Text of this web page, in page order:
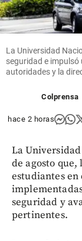
La Universidad
seguridad e impulsó
autoridades y la
Colprensa
hace 2 horas
La
de agosto
estudiantes
seguridad y
pertinentes.